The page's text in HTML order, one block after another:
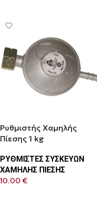
Ρυθμιστής Χαμηλής
Πίεσης 1 kg
ΡΥΘΜΙΣΤΕΣ ΣΥΣΚΕΥΩΝ
ΧΑΜΗΛΗΣ ΠΙΕΣΗΣ
10.00€